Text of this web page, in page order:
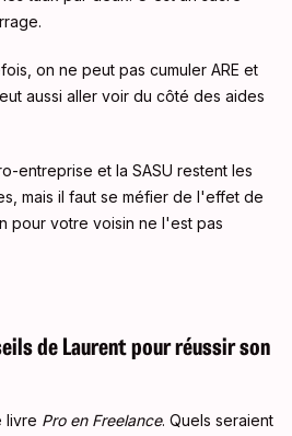
.
on ne peut pas cumuler ARE et
aussi aller voir du côté des aides
entreprise et la SASU restent les
mais il faut se méfier de l'effet de
pour votre voisin ne l'est pas
de Laurent pour réussir son
livre Pro en Freelance. Quels seraient